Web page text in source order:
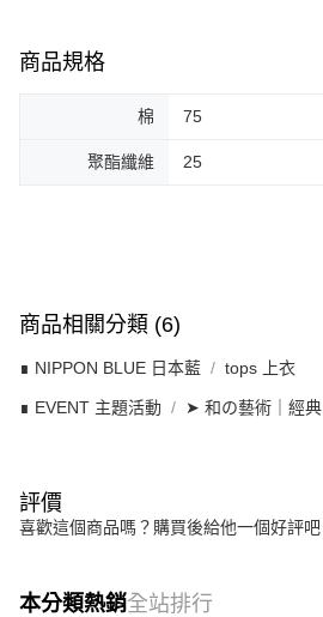
商品規格
棉 75
聚酯纖維 25
商品相關分類 (6)
∎ NIPPON BLUE 日本藍 tops 上衣
∎ EVENT 主題活動 ➤ 和の藝術｜經典
評價
喜歡這個商品嗎？購買後給他一個好評吧
本分類熱銷全站排行